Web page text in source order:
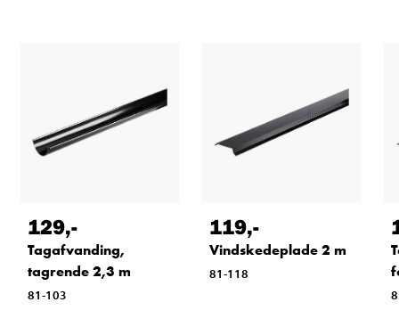
129,-
Tagafvanding,
tagrende 2,3 m
81-103
119,-
Vindskedeplade 2 m
81-118